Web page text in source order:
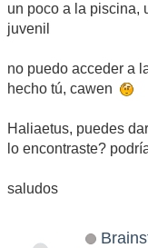
un poco a la piscina,
juvenil
no puedo acceder a
hecho tú, cawen
Haliaetus, puedes
lo encontraste?
saludos